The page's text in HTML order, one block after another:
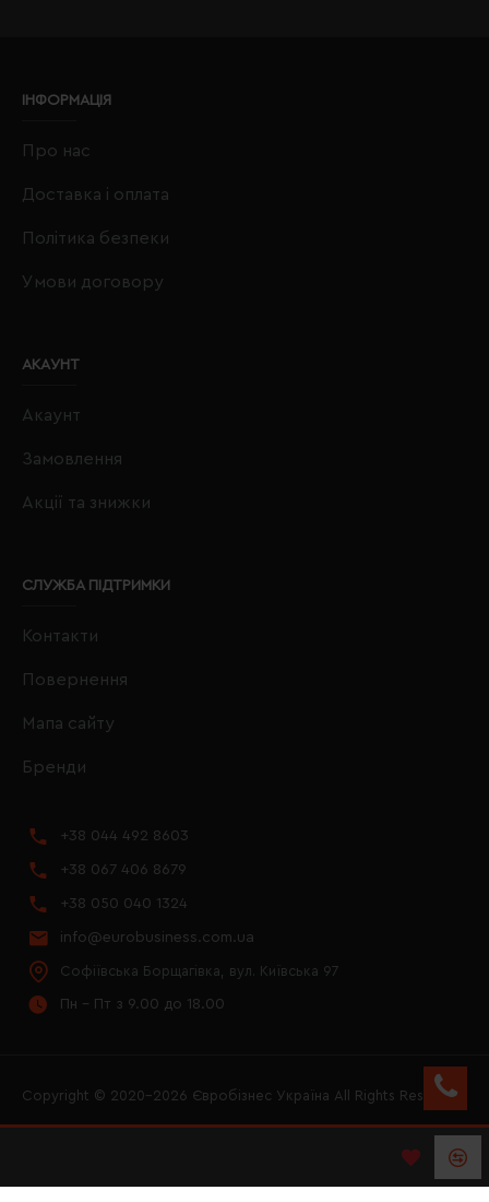
ІНФОРМАЦІЯ
Про нас
Доставка і оплата
Політика безпеки
Умови договору
АКАУНТ
Акаунт
Замовлення
Акції та знижки
СЛУЖБА ПІДТРИМКИ
Контакти
Повернення
Мапа сайту
Бренди
+38 044 492 8603
+38 067 406 8679
+38 050 040 1324
info@eurobusiness.com.ua
Софіївська Борщагівка, вул. Київська 97
Пн - Пт з 9.00 до 18.00
Copyright © 2020–2026 Євробізнес Україна All Rights Reserved
LOGO ЄВРОБІЗНЕС